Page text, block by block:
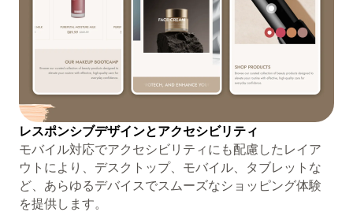
レスポンシブデザインとアクセシビリティ
モバイル対応でアクセシビリティにも配慮したレイア
ウトにより、デスクトップ、モバイル、タブレットな
ど、あらゆるデバイスでスムーズなショッピング体験
を提供します。